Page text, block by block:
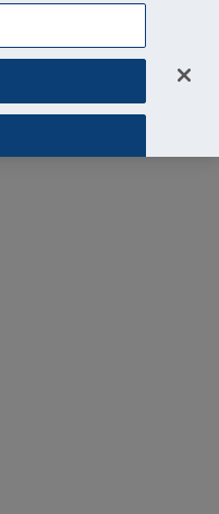
Accedi all'area riservata